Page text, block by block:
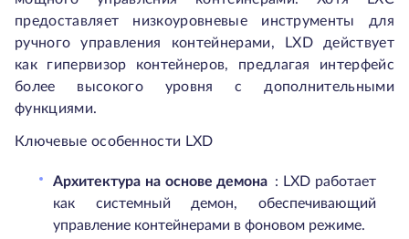
предоставляет низкоуровневые инструменты для
ручного управления контейнерами, LXD действует
как гипервизор контейнеров, предлагая интерфейс
более высокого уровня с дополнительными
функциями.
Ключевые особенности LXD
Архитектура на основе демона : LXD работает
как системный демон, обеспечивающий
управление контейнерами в фоновом режиме.